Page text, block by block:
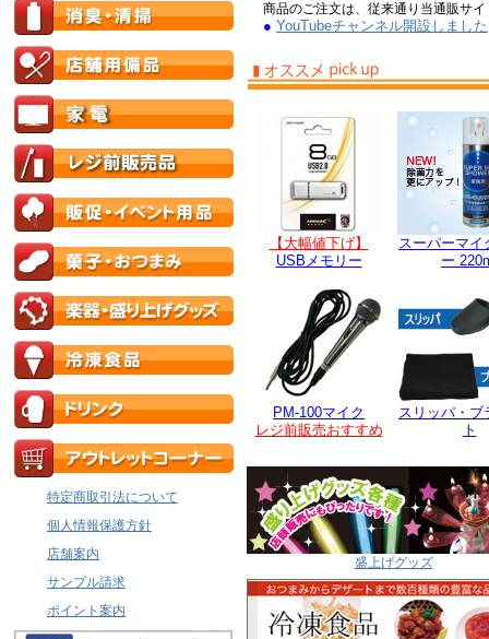
特定商取引法について
個人情報保護方針
店舗案内
サンプル請求
ポイント案内
商品のご注文は、従来通り当通販サ
● YouTubeチャンネル開設しました
【大幅値下げ】
USBメモリー
スーパーマイ
ー
PM-100マイク
レジ前販売おすすめ
スリッパ・ブ
ト
盛上げグッズ